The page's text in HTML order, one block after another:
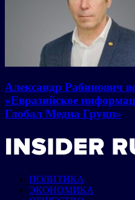
Александр Рабинович
«Евразийское
Глобал Медиа Групп»
ПОЛИТИКА
ЭКОНОМИКА